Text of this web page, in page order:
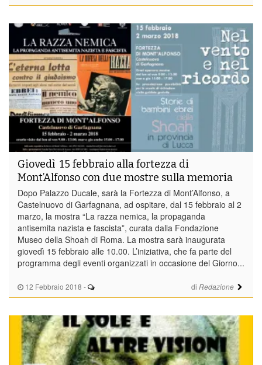
12 Febbraio 2018 - di Redazione
Giovedì 15 febbraio alla fortezza di
Mont’Alfonso con due mostre sulla memoria
Dopo Palazzo Ducale, sarà la Fortezza di Mont’Alfonso, a
Castelnuovo di Garfagnana, ad ospitare, dal 15 febbraio al 2
marzo, la mostra “La razza nemica, la propaganda
antisemita nazista e fascista”, curata dalla Fondazione
Museo della Shoah di Roma. La mostra sarà inaugurata
giovedì 15 febbraio alle 10.00. L’iniziativa, che fa parte del
programma degli eventi organizzati in occasione del Giorno...